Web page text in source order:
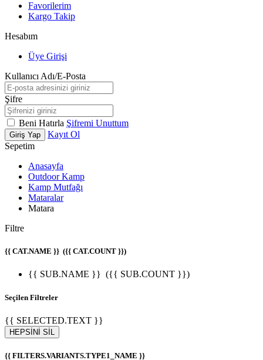
Favorilerim
Kargo Takip
Hesabım
Üye Girişi
Kullanıcı Adı/E-Posta
Şifre
Beni Hatırla Şifremi Unuttum
Giriş Yap
Kayıt Ol
Sepetim
Anasayfa
Outdoor Kamp
Kamp Mutfağı
Mataralar
Matara
Filtre
{{ CAT.NAME }} ({{ CAT.COUNT }})
{{ SUB.NAME }} ({{ SUB.COUNT }})
Seçilen Filtreler
{{ SELECTED.TEXT }}
HEPSİNİ SİL
{{ FILTERS.VARIANTS.TYPE1_NAME }}